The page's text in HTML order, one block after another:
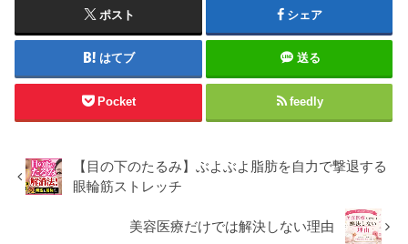
ポスト シェア
はてブ 送る
Pocket feedly
【目の下のたるみ】ぶよぶよ脂肪を自力で撃退する
眼輪筋ストレッチ
美容医療だけでは解決しない理由